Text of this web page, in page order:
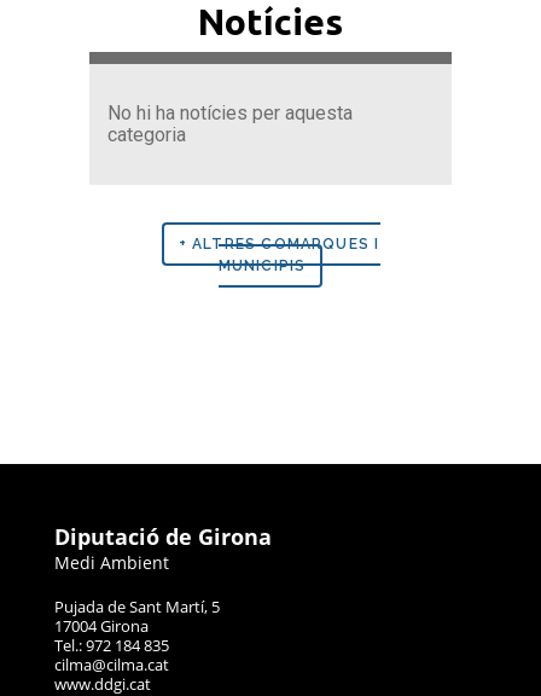
Notícies
No hi ha notícies per aquesta
categoria
+ ALTRES COMARQUES I
MUNICIPIS
Diputació de Girona
Medi Ambient
Pujada de Sant Martí, 5
17004 Girona
Tel.: 972 184 835
cilma@cilma.cat
www.ddgi.cat